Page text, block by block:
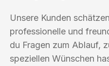
Unsere Kunden
professionelle und
du Fragen zum Ablauf,
speziellen Wünschen